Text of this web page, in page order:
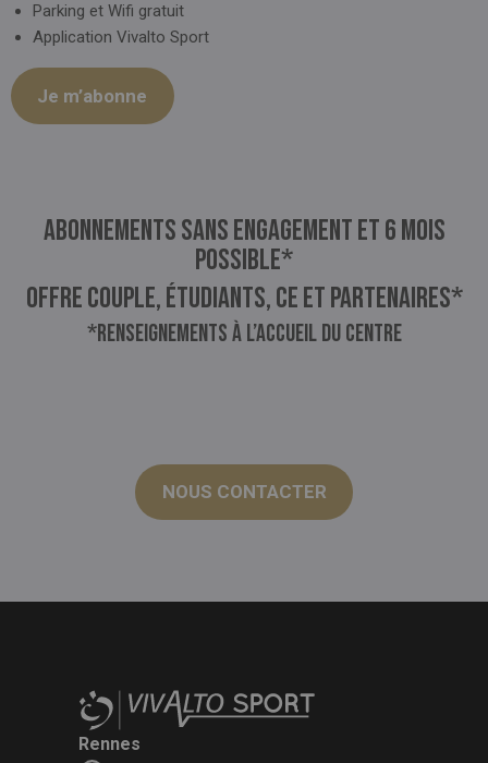
Parking et Wifi gratuit
Application Vivalto Sport
Je m’abonne
Abonnements sans engagement et 6 mois
possible*
Offre couple, étudiants, CE et partenaires*
*Renseignements à l’accueil du centre
NOUS CONTACTER
Rennes